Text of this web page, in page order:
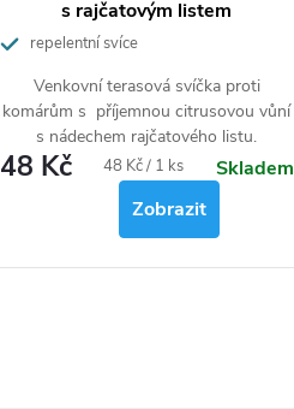
s rajčatovým listem
repelentní svíce
Venkovní terasová svíčka proti
komárům s příjemnou citrusovou vůní
s nádechem rajčatového listu.
48 Kč
Měrná
48 Kč / 1 ks
Skladem
Zobrazit